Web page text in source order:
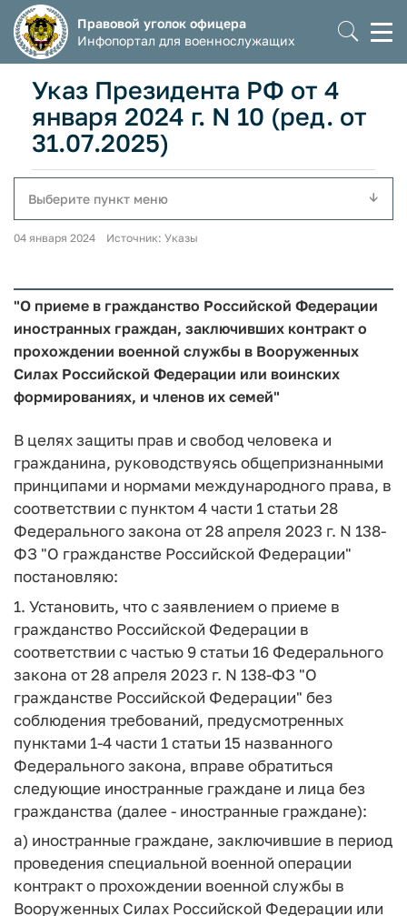
Правовой уголок офицера
Инфопортал для военнослужащих
Указ Президента РФ от 4
января 2024 г. N 10 (ред. от
31.07.2025)
Выберите пункт меню
04 января 2024 Источник: Указы
"О приеме в гражданство Российской Федерации
иностранных граждан, заключивших контракт о
прохождении военной службы в Вооруженных
Силах Российской Федерации или воинских
формированиях, и членов их семей"
В целях защиты прав и свобод человека и
гражданина, руководствуясь общепризнанными
принципами и нормами международного права, в
соответствии с пунктом 4 части 1 статьи 28
Федерального закона от 28 апреля 2023 г. N 138-
ФЗ "О гражданстве Российской Федерации"
постановляю:
1. Установить, что с заявлением о приеме в
гражданство Российской Федерации в
соответствии с частью 9 статьи 16 Федерального
закона от 28 апреля 2023 г. N 138-ФЗ "О
гражданстве Российской Федерации" без
соблюдения требований, предусмотренных
пунктами 1-4 части 1 статьи 15 названного
Федерального закона, вправе обратиться
следующие иностранные граждане и лица без
гражданства (далее - иностранные граждане):
а) иностранные граждане, заключившие в период
проведения специальной военной операции
контракт о прохождении военной службы в
Вооруженных Силах Российской Федерации или